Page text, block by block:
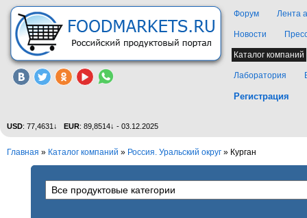
Форум Лента
Новости
Каталог компаний
Лаборатория
Регистрация
USD: 77,4631↓ EUR: 89,8514↓ - 03.12.2025
Главная » Каталог компаний » Россия. Уральский округ » Курган